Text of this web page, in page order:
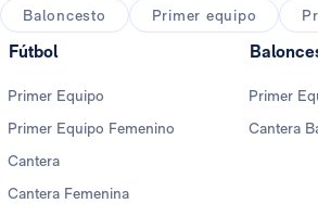
Baloncesto
Primer equipo
Fútbol
Primer Equipo
Primer Equipo Femenino
Cantera
Cantera Femenina
Primer
Cantera